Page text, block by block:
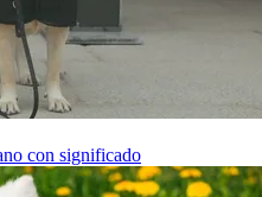
con significado